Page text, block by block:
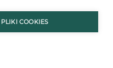
COOKIES